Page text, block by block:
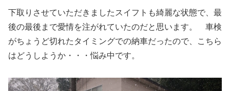
下取りさせていただきましたスイフトも綺麗な状態で、最
後の最後まで愛情を注がれていたのだと思います。 車検
がちょうど切れたタイミングでの納車だったので、こちら
はどうしようか・・・悩み中です。